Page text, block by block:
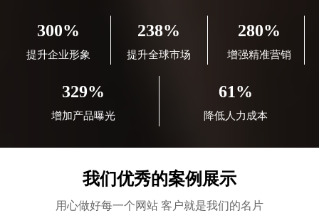
300%
提升企业形象
238%
提升全球市场
280%
增强精准营销
329%
增加产品曝光
61%
降低人力成本
我们优秀的案例展示
用心做好每一个网站 客户就是我们的名片